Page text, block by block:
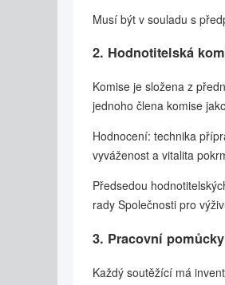
Musí být v souladu s
2. Hodnotitelská
Komise je složena z
jednoho člena komise
Hodnocení: technika
vyváženost a vitalita
Předsedou
rady Společnosti pro
3. Pracovní
Každý soutěžící má